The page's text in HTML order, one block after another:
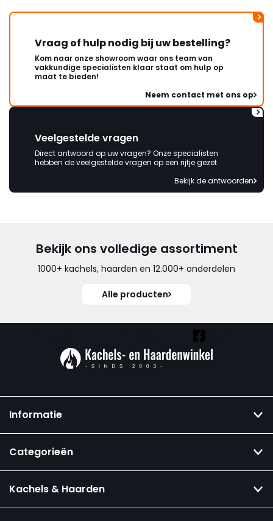
Vraag of hulp nodig bij uw bestelling?
Kom naar onze showroom waar ons team van
vakkundige specialisten klaar staat om hulp op
maat te bieden!
Neem contact met ons op
Veelgestelde vragen
Direct antwoord op uw vragen? Onze specialisten
hebben de veelgestelde vragen op een rijtje gezet
Bekijk de antwoorden
Bekijk ons volledige assortiment
1000+ kachels, haarden en 12.000+ onderdelen
Alle producten
Informatie
Categorieën
Kachels & Haarden